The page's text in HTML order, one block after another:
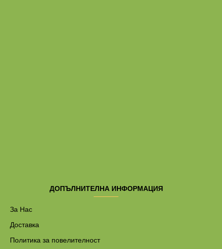
ДОПЪЛНИТЕЛНА ИНФОРМАЦИЯ
За Нас
Доставка
Политика за повелителност